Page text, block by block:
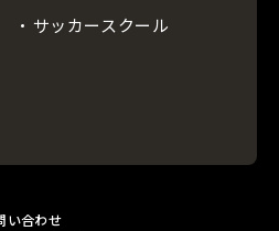
サッカースクール
い合わせ